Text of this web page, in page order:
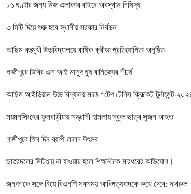
৮১ ঘণ্টার জন্য নিজ এলাকার বাইরে অবস্থান নিষিদ্ধ
৩ সিটি দিয়ে শুরু হবে স্থানীয় সরকার নির্বাচন
আছিম বহুমুখী উচ্চবিদ্যালয়ে বার্ষিক ক্রীড়া প্রতিযোগিতা অনুষ্ঠিত
গাজীপুরে ডিবির এস আই মাসুদ ঘুষ বানিজ্যের শীর্ষে
আছিম আইডিয়াল উচ্চ বিদ্যালয় মাঠে “টেপ টেনিস ক্রিকেট টুর্নামেন্ট-
ময়মনসিংহের ফুলবাড়ীয়ায় সন্ত্রাসী হামলায় স্কুল ছাত্র সুজন আহত
গাজীপুরে তিন দিন ব্যাপী লালন উৎসব
ছাত্রদলের মিটিংয়ে না যাওয়ায় হলে শিক্ষার্থীকে মারধরের অভিযোগ।
জনগণকে সঙ্গে নিয়ে বিএনপি সবসময় আধিপত্যবাদকে রুখে দেবে: ফখরুল